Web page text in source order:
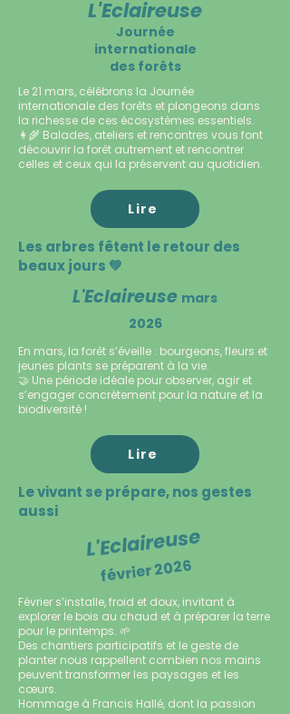
L'Eclaireuse
Journée
internationale
des forêts
Le 21 mars, célébrons la Journée
internationale des forêts et plongeons dans
la richesse de ces écosystèmes essentiels.
👩‍🌾 Balades, ateliers et rencontres vous font
découvrir la forêt autrement et rencontrer
celles et ceux qui la préservent au quotidien.
Lire
Les arbres fêtent le retour des
beaux jours 💚
L'Eclaireuse mars
2026
En mars, la forêt s’éveille : bourgeons, fleurs et
jeunes plants se préparent à la vie.
🤝 Une période idéale pour observer, agir et
s’engager concrètement pour la nature et la
biodiversité !
Lire
Le vivant se prépare, nos gestes
aussi
L'Eclaireuse
février 2026
Février s’installe, froid et doux, invitant à
explorer le bois au chaud et à préparer la terre
pour le printemps. 🌱
Des chantiers participatifs et le geste de
planter nous rappellent combien nos mains
peuvent transformer les paysages et les
cœurs.
Hommage à Francis Hallé, dont la passion